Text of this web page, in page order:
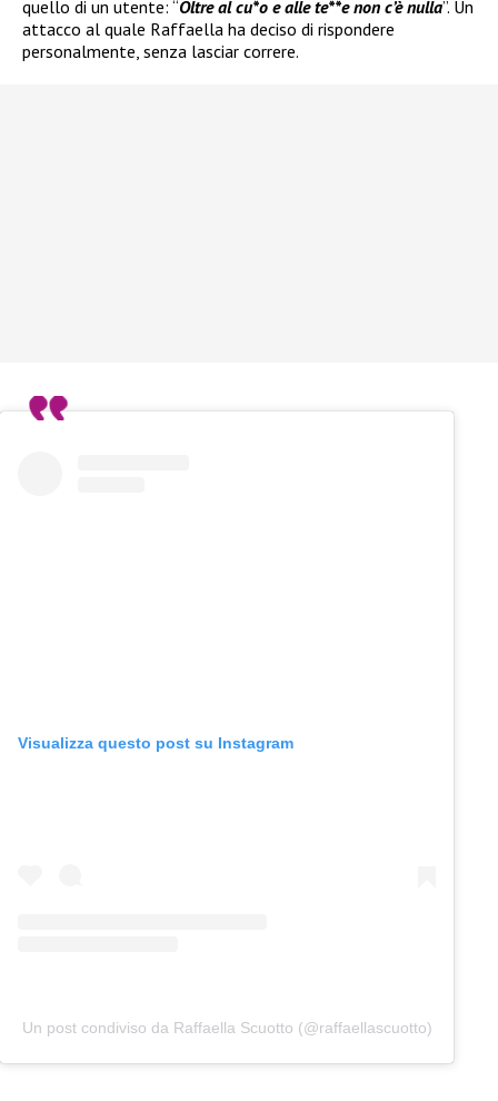
quello di un utente: “Oltre al cu*o e alle te**e non c’è nulla”. Un
attacco al quale Raffaella ha deciso di rispondere
personalmente, senza lasciar correre.
Visualizza questo post su Instagram
Un post condiviso da Raffaella Scuotto (@raffaellascuotto)